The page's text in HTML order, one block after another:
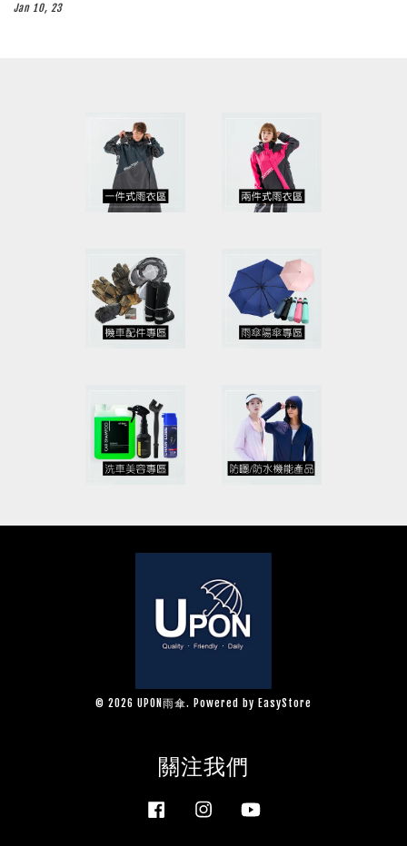
Jan 10, 23
© 2026 UPON雨傘. Powered by EasyStore
關注我們
Facebook Instagram